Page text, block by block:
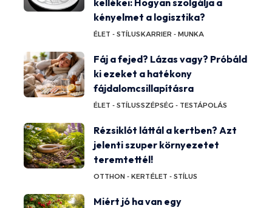
kellékei: Hogyan szolgálja a
kényelmet a logisztika?
ÉLET - STÍLUSKARRIER - MUNKA
Fáj a fejed? Lázas vagy? Próbáld
ki ezeket a hatékony
fájdalomcsillapításra
ÉLET - STÍLUSSZÉPSÉG - TESTÁPOLÁS
Rézsiklót láttál a kertben? Azt
jelenti szuper környezetet
teremtettél!
OTTHON - KERTÉLET - STÍLUS
Miért jó ha van egy